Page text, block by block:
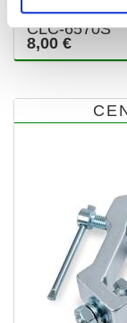
CLC-6570S
8,00 €